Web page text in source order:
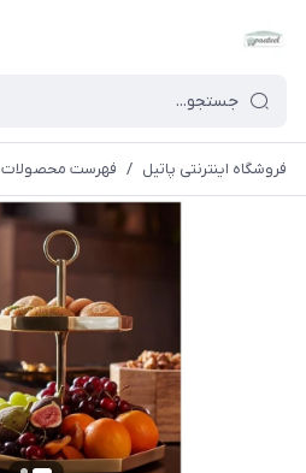
فروشگاه اینترنتی پاتیل / فهرست محصولات